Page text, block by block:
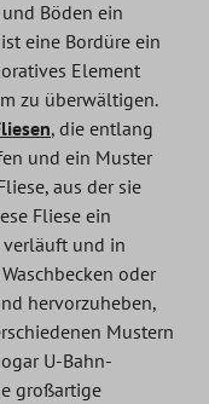
Böden ein
eine Bordüre ein
Element
zu überwältigen.
, die entlang
und ein Muster
aus der sie
Fliese ein
verläuft und in
oder
hervorzuheben,
Mustern
U-Bahn-
großartige